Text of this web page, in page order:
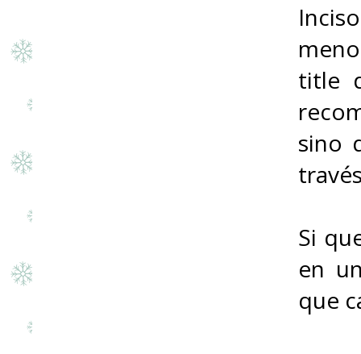
title
sino
Si
en
que